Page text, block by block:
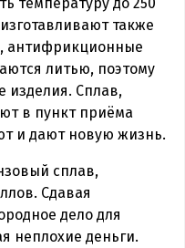
также
антифрикционные
литью, поэтому
изделия. Сплав,
в пункт приёма
и дают новую жизнь.
сплав,
Сдавая
дело для
неплохие деньги.